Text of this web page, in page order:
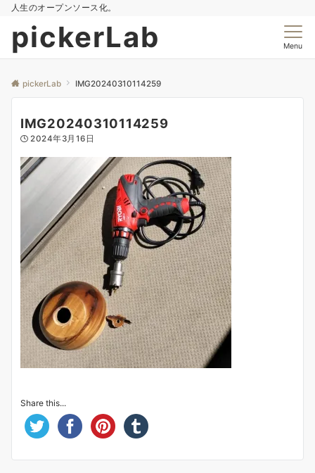
人生のオープンソース化。
pickerLab Menu
pickerLab IMG20240310114259
IMG20240310114259
2024年3月16日
Share this...